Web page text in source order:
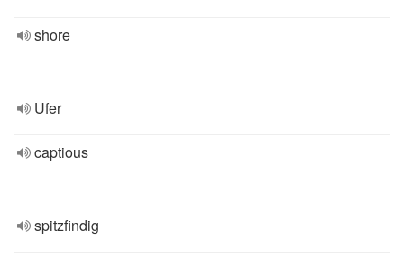
shore
Ufer
captious
spitzfindig